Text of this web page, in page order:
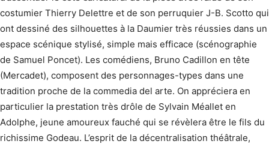
costumier Thierry Delettre et de son perruquier J-B. Scotto qui
ont dessiné des silhouettes à la Daumier très réussies dans un
espace scénique stylisé, simple mais efficace (scénographie
de Samuel Poncet). Les comédiens, Bruno Cadillon en tête
(Mercadet), composent des personnages-types dans une
tradition proche de la commedia del arte. On appréciera en
particulier la prestation très drôle de Sylvain Méallet en
Adolphe, jeune amoureux fauché qui se révèlera être le fils du
richissime Godeau. L’esprit de la décentralisation théâtrale,